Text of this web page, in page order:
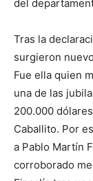
del
Tras la
surgieron
Fue ella quien
una de las
200.000
Caballito. Por
a Pablo Martín
corroborado